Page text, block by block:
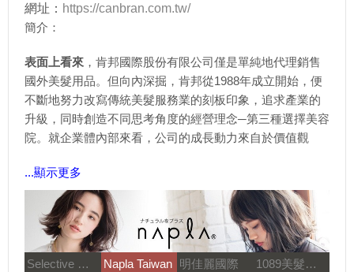
網址： https://canbran.com.tw/
簡介：
表面上看來 ，肯邦國際股份有限公司僅是單純地代理銷售
國外美髮用品。但向內深掘，肯邦從1988年成立開始，便
不斷地努力改寫傳統美髮服務業的刻板印象，追求產業的
升級，同時創造不同思考角度的經營理念─第三種選擇美容
院。就企業體內部來看，公司的成長動力來自於價值觀
...顯示更多
Selective 雪樂媞 Napla Taiwan 明佳麗國際 1089美髮教育團隊